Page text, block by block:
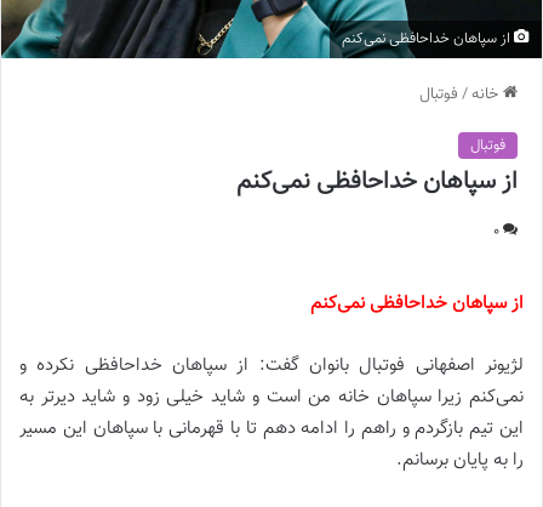
از سپاهان خداحافظی نمی‌کنم
خانه/ فوتبال
فوتبال
از سپاهان خداحافظی نمی‌کنم
0
از سپاهان خداحافظی نمی‌کنم
لژیونر اصفهانی فوتبال بانوان گفت: از سپاهان خداحافظی نکرده و
نمی‌کنم زیرا سپاهان خانه من است و شاید خیلی زود و شاید دیرتر به
این تیم بازگردم و راهم را ادامه دهم تا با قهرمانی با سپاهان این مسیر
را به پایان برسانم.